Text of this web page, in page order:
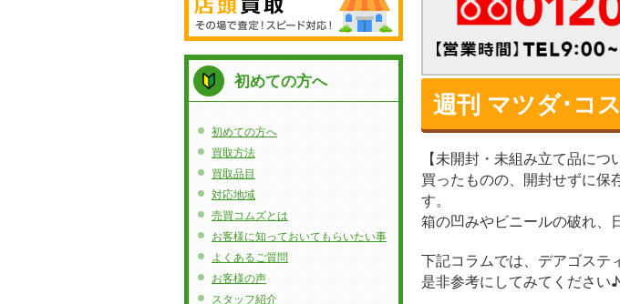
週刊 マツダ･コ
【未開封・未組み立て品につ
買ったものの、開封せずに保
す。
箱の凹みやビニールの破れ、
下記コラムでは、デアゴステ
是非参考にしてみてください♪
初めての方へ
初めての方へ
買取方法
買取品目
対応地域
売買コムズとは
お客様に知っておいてもらいたい事
よくあるご質問
お客様の声
スタッフ紹介